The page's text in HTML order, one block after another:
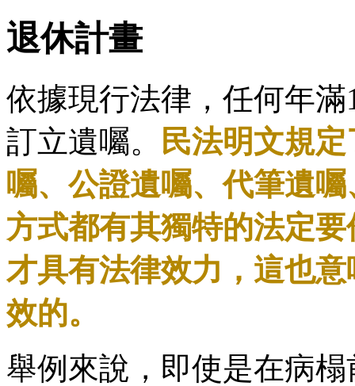
退休計畫
依據現行法律，任何年
訂立遺囑。 民法明文規
囑、公證遺囑、代筆遺
方式都有其獨特的法定
才具有法律效力，這也
效的。
舉例來說，即使是在病